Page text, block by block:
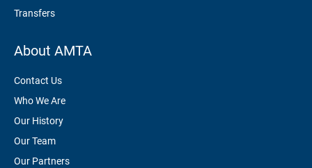
Transfers
About AMTA
Contact Us
Who We Are
Our History
Our Team
Our Partners